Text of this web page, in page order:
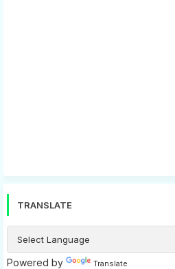
TRANSLATE
Powered by Translate